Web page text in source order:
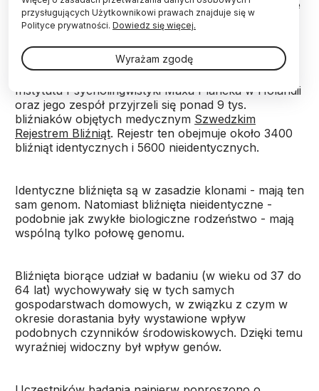
nawiązywania kontaktów społecznych. Wiadomo, że
nie każdy w równym stopniu lubi muzykę, nie jest
jednak jasne, dlaczego się tak dzieje.
Instytutu Psycholingwistyki Maxa Plancka w Holandii
oraz jego zespół przyjrzeli się ponad 9 tys.
bliźniaków objętych medycznym Szwedzkim
Rejestrem Bliźniąt. Rejestr ten obejmuje około 3400
bliźniąt identycznych i 5600 nieidentycznych.
Identyczne bliźnięta są w zasadzie klonami - mają ten
sam genom. Natomiast bliźnięta nieidentyczne -
podobnie jak zwykłe biologiczne rodzeństwo - mają
wspólną tylko połowę genomu.
Bliźnięta biorące udział w badaniu (w wieku od 37 do
64 lat) wychowywały się w tych samych
gospodarstwach domowych, w związku z czym w
okresie dorastania były wystawione wpływ
podobnych czynników środowiskowych. Dzięki temu
wyraźniej widoczny był wpływ genów.
przysługujących Użytkownikowi prawach znajduje się w
Polityce prywatności. Dowiedz się więcej.
Wyrażam zgodę